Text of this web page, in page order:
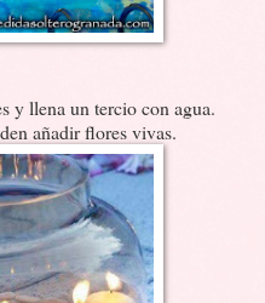
y llena un tercio con agua.
añadir flores vivas.